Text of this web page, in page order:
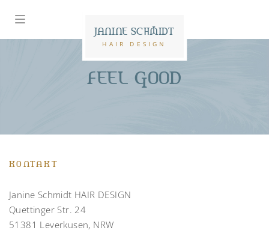
JANINE SCHMIDT
HAIR DESIGN
FEEL GOOD
KONTAKT
Janine Schmidt HAIR DESIGN
Quettinger Str. 24
51381 Leverkusen, NRW